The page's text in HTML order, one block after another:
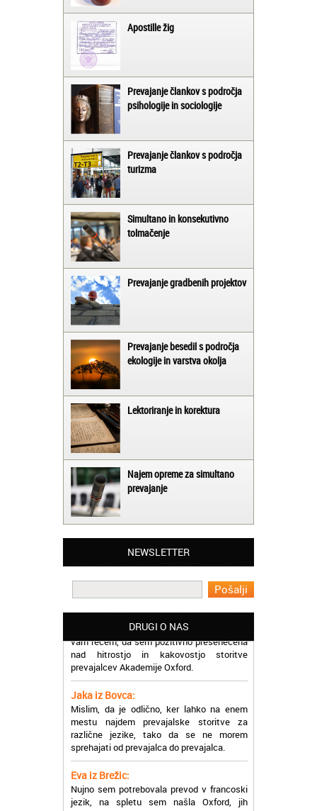
Apostille žig
Prevajanje člankov s področja
psihologije in sociologije
Prevajanje člankov s področja
turizma
Simultano in konsekutivno
tolmačenje
Prevajanje gradbenih projektov
Prevajanje besedil s področja
ekologije in varstva okolja
Lektoriranje in korektura
Najem opreme za simultano
prevajanje
NEWSLETTER
DRUGI O NAS
Matjaž iz Ajdovščine:
Lahko pohvalim vse zaposlene v Akademiji
Oxford, ker so resnično profesionalni in
prevajalske storitve opravljajo hitro in
Potrebovala sem prevajanje iz
vam rečem, da sem pozitivno presenečena
nad hitrostjo in kakovostjo storitve
prevajalcev Akademije Oxford.
Jaka iz Bovca:
Mislim, da je odlično, ker lahko na enem
mestu najdem prevajalske storitve za
različne jezike, tako da se ne morem
sprehajati od prevajalca do prevajalca.
Eva iz Brežic:
Nujno sem potrebovala prevod v francoski
jezik, na spletu sem našla Oxford, jih
poklicala in v roku nekaj ur sem po
elektronski pošti prejela prevod. Resnično